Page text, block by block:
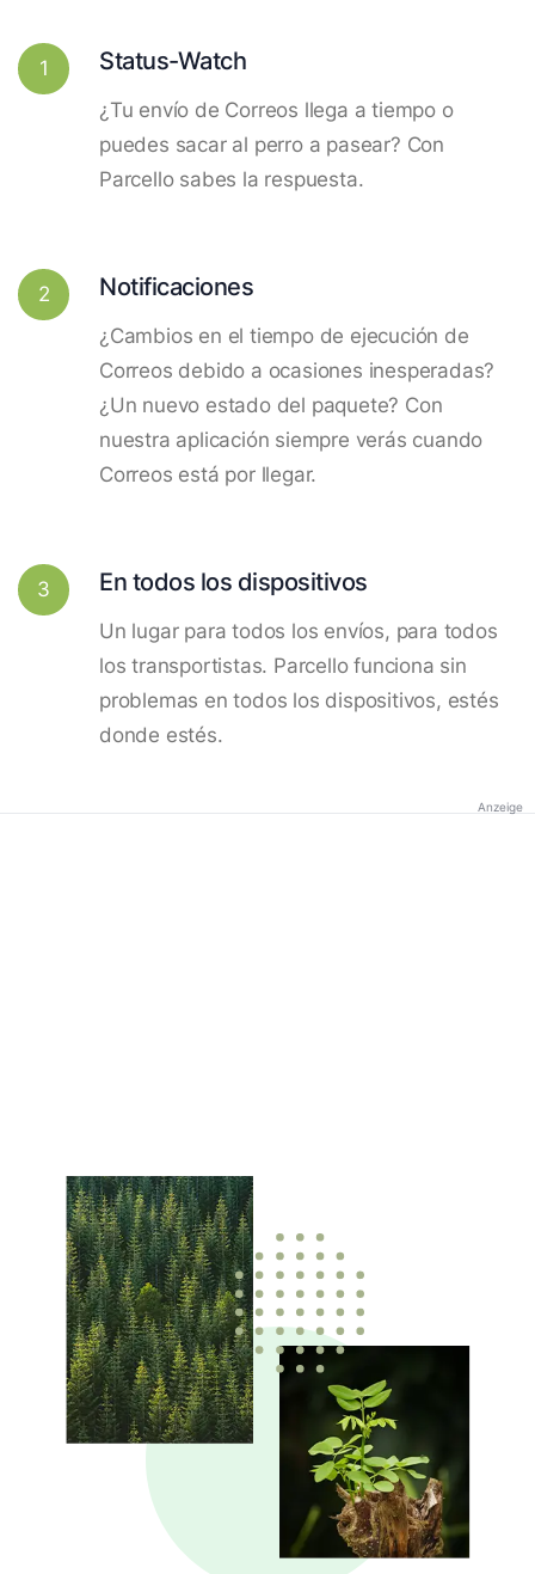
1 Status-Watch
¿Tu envío de Correos llega a tiempo o
puedes sacar al perro a pasear? Con
Parcello sabes la respuesta.
2 Notificaciones
¿Cambios en el tiempo de ejecución de
Correos debido a ocasiones inesperadas?
¿Un nuevo estado del paquete? Con
nuestra aplicación siempre verás cuando
Correos está por llegar.
3 En todos los dispositivos
Un lugar para todos los envíos, para todos
los transportistas. Parcello funciona sin
problemas en todos los dispositivos, estés
donde estés.
Anzeige